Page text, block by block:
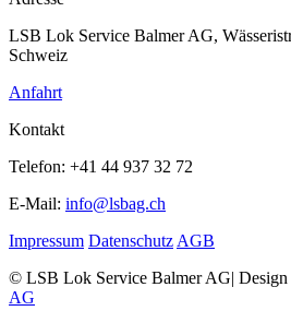
LSB Lok Service Balmer AG,
Schweiz
Anfahrt
Kontakt
Telefon: +41 44 937 32 72
E-Mail: info@lsbag.ch
Impressum Datenschutz AGB
© LSB Lok Service Balmer AG|
AG